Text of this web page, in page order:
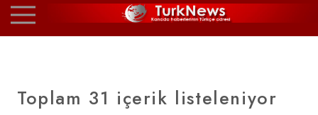
Toplam 31 içerik listeleniyor